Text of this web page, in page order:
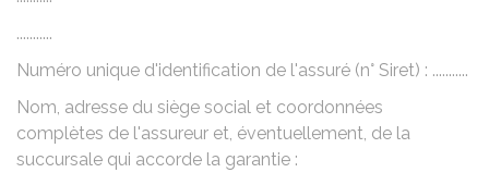
...........
Numéro unique d'identification de l'assuré (n° Siret) : ...........
Nom, adresse du siège social et coordonnées
complètes de l'assureur et, éventuellement, de la
succursale qui accorde la garantie :